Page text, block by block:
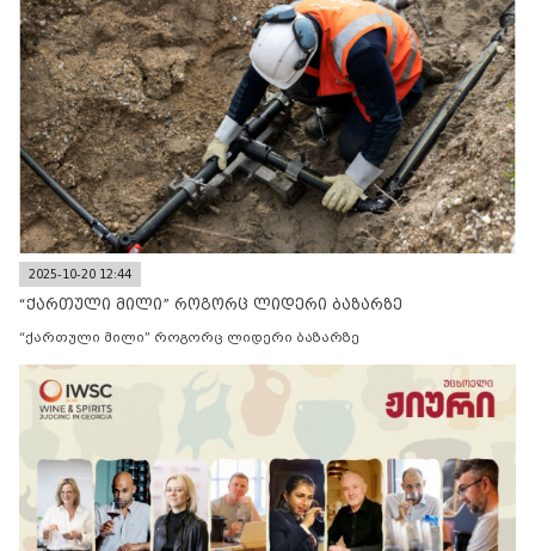
2025-10-20 12:44
“ქართული მილი” როგორც ლიდერი ბაზარზე
“ქართული მილი” როგორც ლიდერი ბაზარზე